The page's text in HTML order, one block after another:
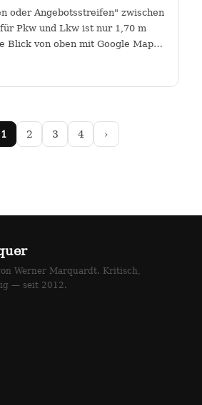
oder Angebotsstreifen" zwischen
Pkw und Lkw ist nur 1,70 m
Blick von oben mit Google Maps
1 2 3 4 ›
Werner Marquardt. Kritisch,
— seit 2012.